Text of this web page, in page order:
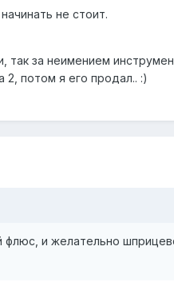
не стоит.
за неимением
2, потом я его продал.. :)
флюс, и желательно